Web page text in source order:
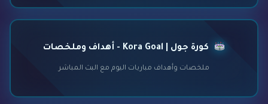
كورة جول | Kora Goal - أهداف وملخصات
ملخصات وأهداف مباريات اليوم مع البث المباشر